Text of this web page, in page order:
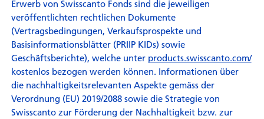
Erwerb von Swisscanto Fonds sind die jeweiligen
veröffentlichten rechtlichen Dokumente
(Vertragsbedingungen, Verkaufsprospekte und
Basisinformationsblätter (PRIIP KIDs) sowie
Geschäftsberichte), welche unter products.swisscanto.com/
kostenlos bezogen werden können. Informationen über
die nachhaltigkeitsrelevanten Aspekte gemäss der
Verordnung (EU) 2019/2088 sowie die Strategie von
Swisscanto zur Förderung der Nachhaltigkeit bzw. zur